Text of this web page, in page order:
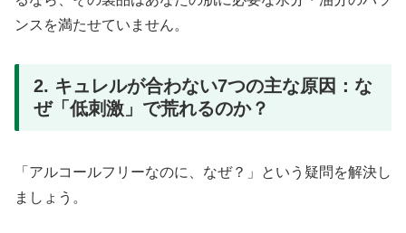
ンスを満たせていません。
2. キュレルが合わない7つの主な原因：な
ぜ「低刺激」で荒れるのか？
「アルコールフリーなのに、なぜ？」という疑問を解決し
ましょう。